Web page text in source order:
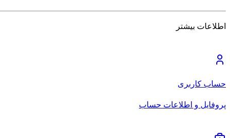
اطلاعات بیشتر
حساب کاربری
پروفایل و اطلاعات حساب